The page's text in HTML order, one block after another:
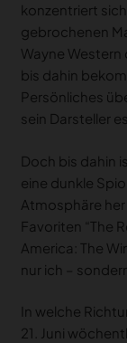
konzentriert
gebrochenen
Wayne
bis dahin
Persönliches
sein Darsteller
Doch bis dahin
eine dunkle
Atmosphäre
Favoriten “The
America: The
nur ich –
In welche
21. Juni